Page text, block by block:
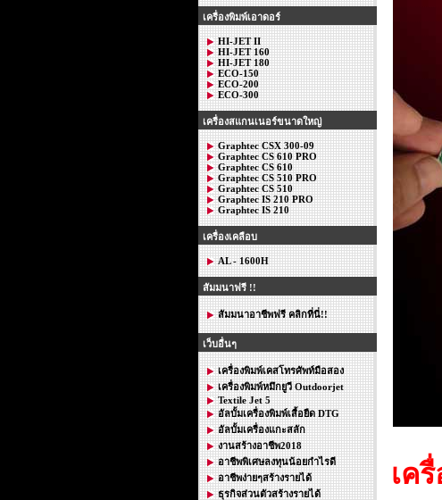
เครื่องพิมพ์เอาดอร์
HI-JET II
HI-JET 160
HI-JET 180
ECO-150
ECO-200
ECO-300
เครื่องสแกนเนอร์ขนาดใหญ่
Graphtec CSX 300-09
Graphtec CS 610 PRO
Graphtec CS 610
Graphtec CS 510 PRO
Graphtec CS 510
Graphtec IS 210 PRO
Graphtec IS 210
เครื่องเคลือบ
AL - 1600H
สัมมนาฟรี !!
สัมมนาอาชีพฟรี คลิกที่นี่!!
เว็บอื่นๆ
เครื่องพิมพ์เคสโทรศัพท์มือสอง
เครื่องพิมพ์หมึกยูวี Outdoorjet
Textile Jet 5
อัลบั้มเครื่องพิมพ์เสื้อยืด DTG
อัลบั้มเครื่องแกะสลัก
งานสร้างอาชีพ2018
อาชีพพิเศษลงทุนน้อยกำไรดี
อาชีพง่ายๆสร้างรายได้
ธุรกิจส่วนตัวสร้างรายได้
เค